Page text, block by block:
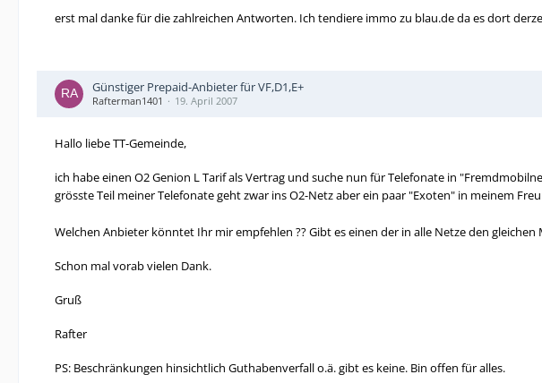
erst mal danke für die zahlreichen Antworten. Ich tendiere immo zu blau.de da es dort
Günstiger Prepaid-Anbieter für VF,D1,E+
Rafterman1401 19. April 2007
Hallo liebe TT-Gemeinde,
ich habe einen O2 Genion L Tarif als Vertrag und suche nun für Telefonate in
grösste Teil meiner Telefonate geht zwar ins O2-Netz aber ein paar "Exoten" in meinem
Welchen Anbieter könntet Ihr mir empfehlen ?? Gibt es einen der in alle Netze den
Schon mal vorab vielen Dank.
Gruß
Rafter
PS: Beschränkungen hinsichtlich Guthabenverfall o.ä. gibt es keine. Bin offen für alles.